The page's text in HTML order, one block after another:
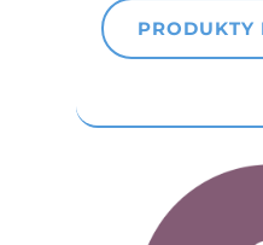
PRODUKTY